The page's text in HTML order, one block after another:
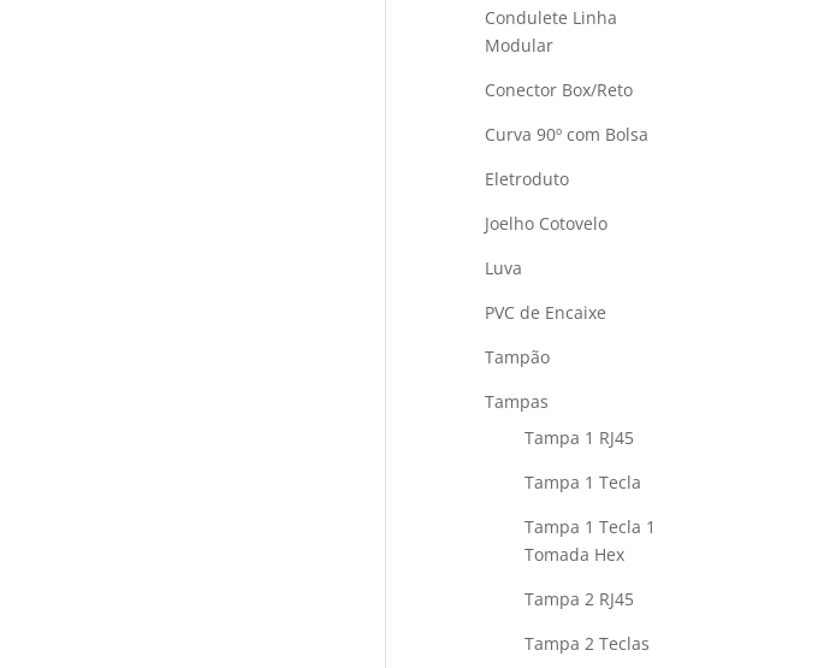
Condulete Linha
Modular
Conector Box/Reto
Curva 90º com Bolsa
Eletroduto
Joelho Cotovelo
Luva
PVC de Encaixe
Tampão
Tampas
Tampa 1 RJ45
Tampa 1 Tecla
Tampa 1 Tecla 1
Tomada Hex
Tampa 2 RJ45
Tampa 2 Teclas